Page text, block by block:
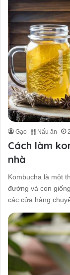
Gạo Nấu ăn
Cách làm
nhà
Kombucha là một
đường và con
các cửa hàng